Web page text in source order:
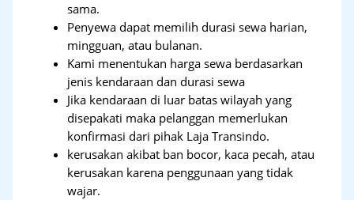
sama.
Penyewa dapat memilih durasi sewa harian,
mingguan, atau bulanan.
Kami menentukan harga sewa berdasarkan
jenis kendaraan dan durasi sewa
Jika kendaraan di luar batas wilayah yang
disepakati maka pelanggan memerlukan
konfirmasi dari pihak Laja Transindo.
kerusakan akibat ban bocor, kaca pecah, atau
kerusakan karena penggunaan yang tidak
wajar.